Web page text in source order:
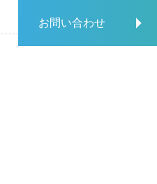
お問い合わせ